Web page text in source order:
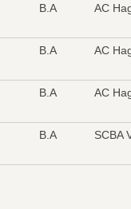
B.A AC
B.A AC
B.A AC
B.A SCBA